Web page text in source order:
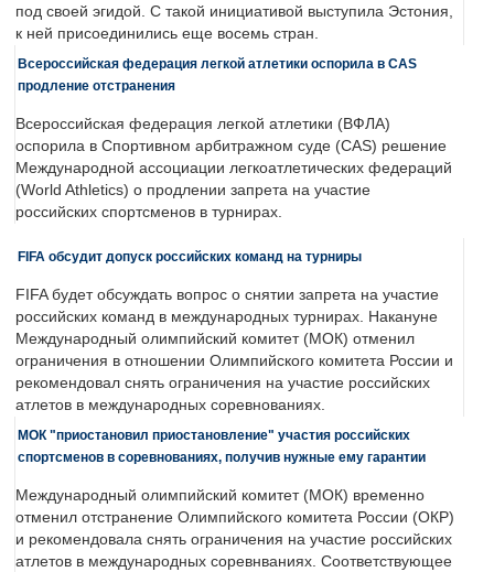
под своей эгидой. С такой инициативой выступила Эстония,
к ней присоединились еще восемь стран.
Всероссийская федерация легкой атлетики оспорила в CAS
продление отстранения
Всероссийская федерация легкой атлетики (ВФЛА)
оспорила в Спортивном арбитражном суде (CAS) решение
Международной ассоциации легкоатлетических федераций
(World Athletics) о продлении запрета на участие
российских спортсменов в турнирах.
FIFA обсудит допуск российских команд на турниры
FIFA будет обсуждать вопрос о снятии запрета на участие
российских команд в международных турнирах. Накануне
Международный олимпийский комитет (МОК) отменил
ограничения в отношении Олимпийского комитета России и
рекомендовал снять ограничения на участие российских
атлетов в международных соревнованиях.
МОК "приостановил приостановление" участия российских
спортсменов в соревнованиях, получив нужные ему гарантии
Международный олимпийский комитет (МОК) временно
отменил отстранение Олимпийского комитета России (ОКР)
и рекомендовала снять ограничения на участие российских
атлетов в международных соревнваниях. Соответствующее